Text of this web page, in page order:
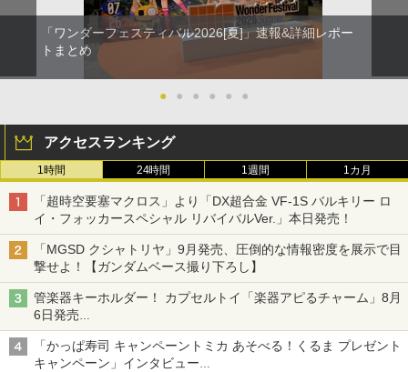
「ワンダーフェスティバル2026[夏]」速報&詳細レポー
トまとめ
● ● ● ● ● ●
アクセスランキング
1時間 24時間 1週間 1カ月
「超時空要塞マクロス」より「DX超合金 VF-1S バルキリー ロ
イ・フォッカースペシャル リバイバルVer.」本日発売！
「MGSD クシャトリヤ」9月発売、圧倒的な情報密度を展示で目
撃せよ！【ガンダムベース撮り下ろし】
管楽器キーホルダー！ カプセルトイ「楽器アピるチャーム」8月
6日発売
チューバ、テナサクなど5種各3色
「かっぱ寿司 キャンペーントミカ あそべる！くるま プレゼント
キャンペーン」インタビュー